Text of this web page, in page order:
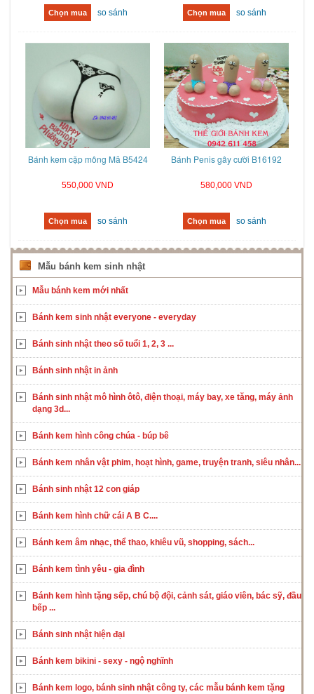
Chọn mua so sánh Chọn mua so sánh
Bánh kem cặp mông Mã B5424
550,000 VND
Chọn mua so sánh
Bánh Penis gây cười B16192
580,000 VND
Chọn mua so sánh
Mẫu bánh kem sinh nhật
Mẫu bánh kem mới nhất
Bánh kem sinh nhật everyone - everyday
Bánh sinh nhật theo số tuổi 1, 2, 3 ...
Bánh sinh nhật in ảnh
Bánh sinh nhật mô hình ôtô, điện thoại, máy bay, xe tăng, máy ảnh
dạng 3d...
Bánh kem hình công chúa - búp bê
Bánh kem nhân vật phim, hoạt hình, game, truyện tranh, siêu nhân...
Bánh sinh nhật 12 con giáp
Bánh kem hình chữ cái A B C....
Bánh kem âm nhạc, thể thao, khiêu vũ, shopping, sách...
Bánh kem tình yêu - gia đình
Bánh kem hình tặng sếp, chú bộ đội, cảnh sát, giáo viên, bác sỹ, đầu
bếp ...
Bánh sinh nhật hiện đại
Bánh kem bikini - sexy - ngộ nghĩnh
Bánh kem logo, bánh sinh nhật công ty, các mẫu bánh kem tặng